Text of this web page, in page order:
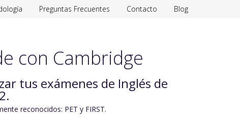
Preguntas Frecuentes Contacto Blog
con Cambridge
tus exámenes de Inglés de
reconocidos: PET y FIRST.